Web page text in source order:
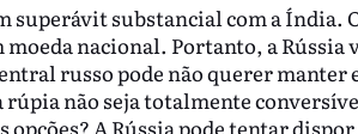
superávit substancial com a Índia.
nacional. Portanto, a Rússia
russo pode não querer manter
não seja totalmente
opções? A Rússia pode tentar